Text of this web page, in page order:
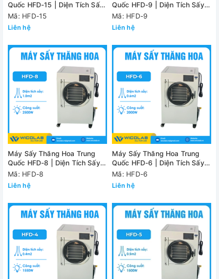
Quốc HFD-15 | Diện Tích Sấy
1.5m2
Mã: HFD-15
Liên hệ
Quốc HFD-9 | Diện Tích Sấy
0.9m2
Mã: HFD-9
Liên hệ
Máy Sấy Thăng Hoa Trung
Quốc HFD-8 | Diện Tích Sấy
1.0m2
Mã: HFD-8
Liên hệ
Máy Sấy Thăng Hoa Trung
Quốc HFD-6 | Diện Tích Sấy
0.6m2
Mã: HFD-6
Liên hệ